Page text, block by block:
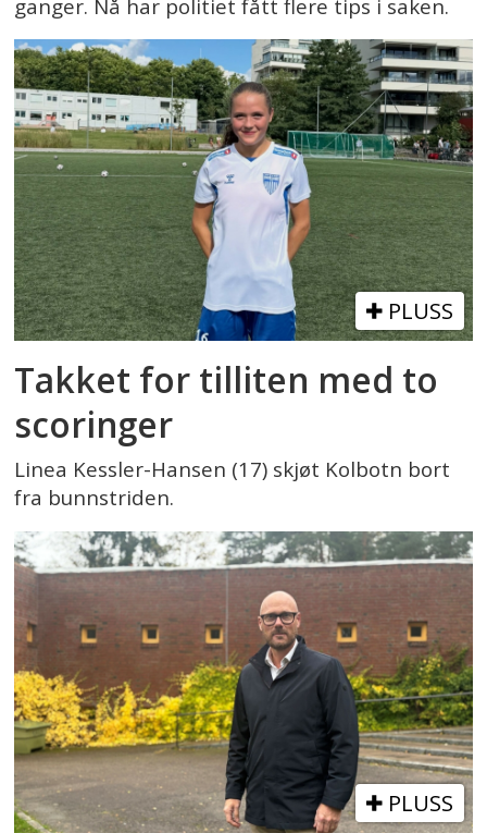
ganger. Nå har politiet fått flere tips i saken.
PLUSS
Takket for tilliten med to
scoringer
Linea Kessler-Hansen (17) skjøt Kolbotn bort
fra bunnstriden.
PLUSS